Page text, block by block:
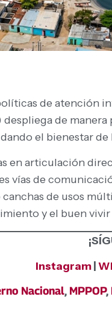
de atención
despliega de
el bienestar
en articulación
vías de
de usos
y el buen
Instagram
Nacional, MPPOP,